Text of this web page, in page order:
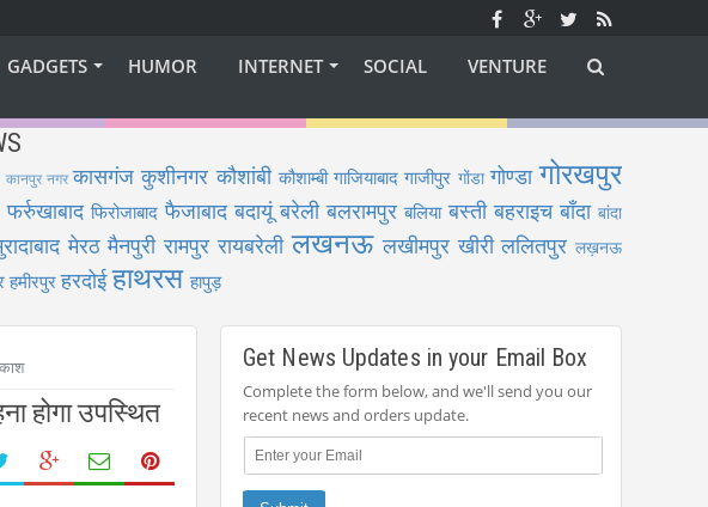
GADGETS HUMOR INTERNET SOCIAL VENTURE
कानपुर नगर कासगंज कुशीनगर कौशांबी कौशाम्बी गाजियाबाद गाजीपुर गोंडा गोण्डा गोरखपुर
फर्रुखाबाद फिरोजाबाद फैजाबाद बदायूं बरेली बलरामपुर बलिया बस्ती बहराइच बाँदा बांदा
मेरठ मैनपुरी रामपुर रायबरेली लखनऊ लखीमपुर खीरी ललितपुर लख़नऊ
हमीरपुर हरदोई हाथरस हापुड़
होगा उपस्थित
Get News Updates in your Email Box
Complete the form below, and we'll send you our
recent news and orders update.